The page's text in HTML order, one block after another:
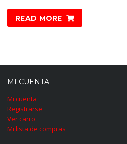
READ MORE
MI CUENTA
Mi cuenta
Registrarse
Ver carro
Mi lista de compras